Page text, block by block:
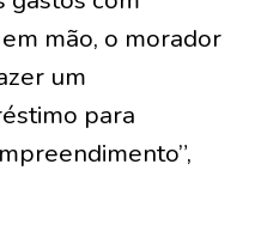
mão, o morador
um
para